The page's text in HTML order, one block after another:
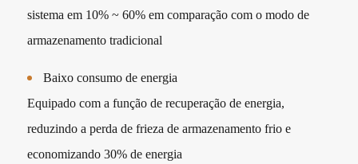
sistema em 10% ~ 60% em comparação com o modo de
armazenamento tradicional
Baixo consumo de energia
Equipado com a função de recuperação de energia,
reduzindo a perda de frieza de armazenamento frio e
economizando 30% de energia